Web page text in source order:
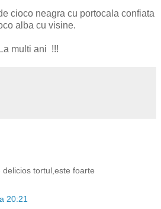
cioco neagra cu portocala confiata
alba cu visine.
La multi ani !!!
tortul,este foarte
20:21